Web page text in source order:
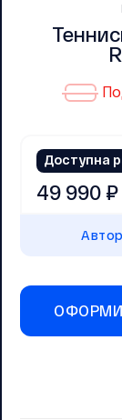
Доступна
49 990 ₽